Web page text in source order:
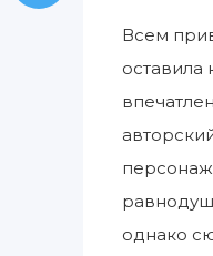
Всем
оставила
однако